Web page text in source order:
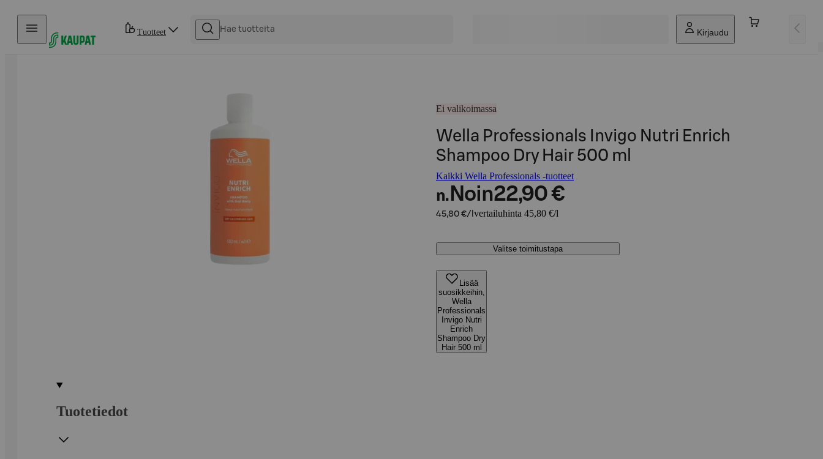
Hyppää sisältöön
Tuotteet Kirjaudu
Ei valikoimassa
Wella Professionals Invigo Nutri Enrich
Shampoo Dry Hair 500 ml
Kaikki Wella Professionals -tuotteet
n. Noin22,90 €
45,80 €/l vertailuhinta 45,80 €/l
Valitse toimitustapa
Lisää
suosikkeihin,
Wella
Professionals
Invigo Nutri
Enrich
Shampoo Dry
Hair 500 ml
Tuotetiedot